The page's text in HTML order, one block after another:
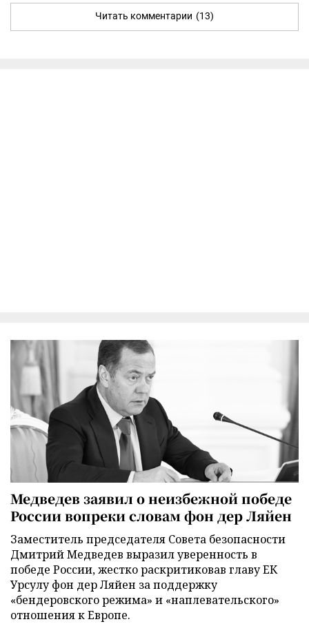
Читать комментарии (13)
Медведев заявил о неизбежной победе
России вопреки словам фон дер Ляйен
Заместитель председателя Совета безопасности
Дмитрий Медведев выразил уверенность в
победе России, жестко раскритиковав главу ЕК
Урсулу фон дер Ляйен за поддержку
«бендеровского режима» и «наплевательского»
отношения к Европе.